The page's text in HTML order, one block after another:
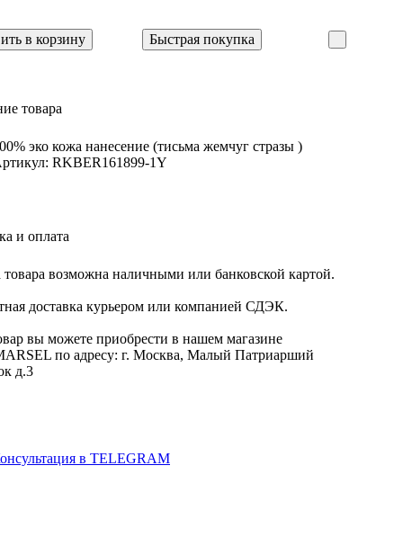
в корзину Быстрая покупка
товара
эко кожа нанесение (тисьма жемчуг стразы )
RKBER161899-1Y
и оплата
товара возможна наличными или банковской картой.
доставка курьером или компанией СДЭК.
вы можете приобрести в нашем магазине
по адресу: г. Москва, Малый Патриарший
д.3
в TELEGRAM